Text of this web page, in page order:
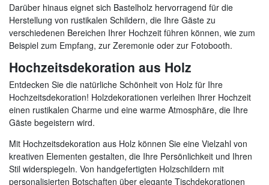
Darüber hinaus eignet sich Bastelholz hervorragend für die
Herstellung von rustikalen Schildern, die Ihre Gäste zu
verschiedenen Bereichen Ihrer Hochzeit führen können, wie zum
Beispiel zum Empfang, zur Zeremonie oder zur Fotobooth.
Hochzeitsdekoration aus Holz
Entdecken Sie die natürliche Schönheit von Holz für Ihre
Hochzeitsdekoration! Holzdekorationen verleihen Ihrer Hochzeit
einen rustikalen Charme und eine warme Atmosphäre, die Ihre
Gäste begeistern wird.
Mit Hochzeitsdekoration aus Holz können Sie eine Vielzahl von
kreativen Elementen gestalten, die Ihre Persönlichkeit und Ihren
Stil widerspiegeln. Von handgefertigten Holzschildern mit
personalisierten Botschaften über elegante Tischdekorationen